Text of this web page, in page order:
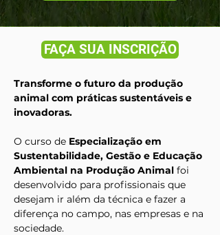
FAÇA SUA INSCRIÇÃO
Transforme o futuro da produção
animal com práticas sustentáveis e
inovadoras.
O curso de Especialização em
Sustentabilidade, Gestão e Educação
Ambiental na Produção Animal foi
desenvolvido para profissionais que
desejam ir além da técnica e fazer a
diferença no campo, nas empresas e na
sociedade.